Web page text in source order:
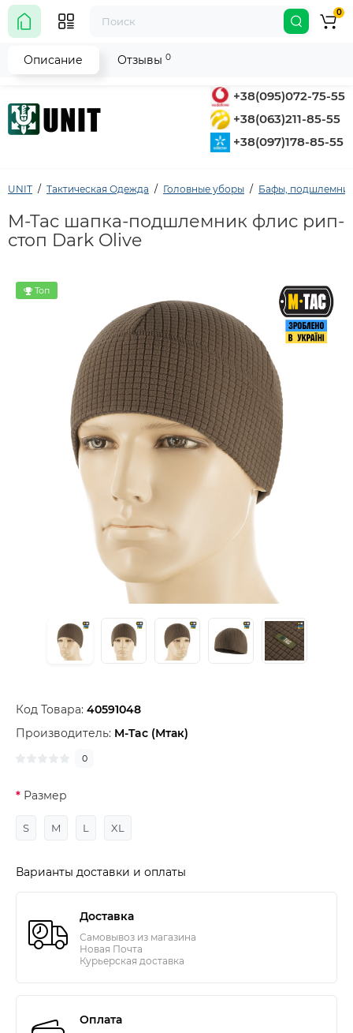
+38(095)072-75-55
+38(063)211-85-55
+38(097)178-85-55
0
UNIT Тактическая Одежда Головные уборы Бафы,
M-Tac шапка-подшлемник флис рип-
стоп Dark Olive
Топ
Код Товара: 40591048
Производитель: M-Tac (Мтак)
0
Размер
S M L XL
Варианты доставки и оплаты
Доставка
Самовывоз из магазина
Новая Почта
Курьерская доставка
Оплата
Описание Отзывы 0